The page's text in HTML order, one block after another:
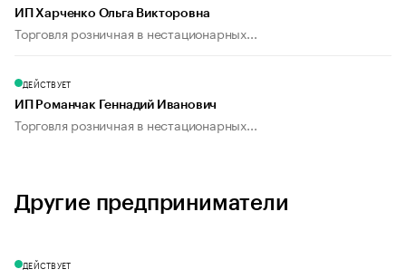
ИП Харченко Ольга Викторовна
Торговля розничная в нестационарных...
ДЕЙСТВУЕТ
ИП Романчак Геннадий Иванович
Торговля розничная в нестационарных...
Другие предприниматели
ДЕЙСТВУЕТ